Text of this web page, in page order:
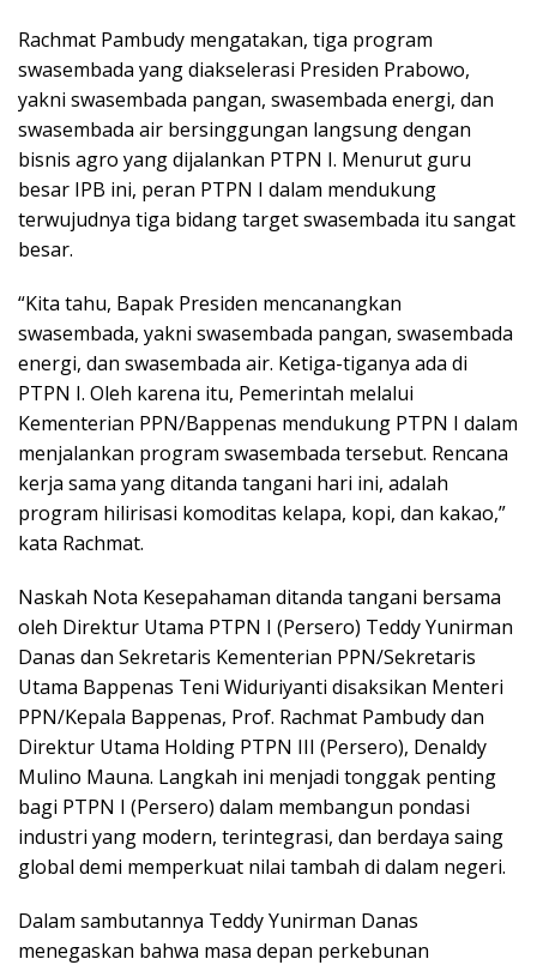
Rachmat Pambudy mengatakan, tiga program
swasembada yang diakselerasi Presiden Prabowo,
yakni swasembada pangan, swasembada energi, dan
swasembada air bersinggungan langsung dengan
bisnis agro yang dijalankan PTPN I. Menurut guru
besar IPB ini, peran PTPN I dalam mendukung
terwujudnya tiga bidang target swasembada itu sangat
besar.
“Kita tahu, Bapak Presiden mencanangkan
swasembada, yakni swasembada pangan, swasembada
energi, dan swasembada air. Ketiga-tiganya ada di
PTPN I. Oleh karena itu, Pemerintah melalui
Kementerian PPN/Bappenas mendukung PTPN I dalam
menjalankan program swasembada tersebut. Rencana
kerja sama yang ditanda tangani hari ini, adalah
program hilirisasi komoditas kelapa, kopi, dan kakao,”
kata Rachmat.
Naskah Nota Kesepahaman ditanda tangani bersama
oleh Direktur Utama PTPN I (Persero) Teddy Yunirman
Danas dan Sekretaris Kementerian PPN/Sekretaris
Utama Bappenas Teni Widuriyanti disaksikan Menteri
PPN/Kepala Bappenas, Prof. Rachmat Pambudy dan
Direktur Utama Holding PTPN III (Persero), Denaldy
Mulino Mauna. Langkah ini menjadi tonggak penting
bagi PTPN I (Persero) dalam membangun pondasi
industri yang modern, terintegrasi, dan berdaya saing
global demi memperkuat nilai tambah di dalam negeri.
Dalam sambutannya Teddy Yunirman Danas
menegaskan bahwa masa depan perkebunan